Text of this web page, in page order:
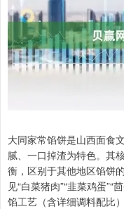
大同家常馅饼是山西面食
腻、一口掉渣为特色。其
衡，区别于其他地区馅饼
见“白菜猪肉”“韭菜鸡蛋
馅工艺（含详细调料配比